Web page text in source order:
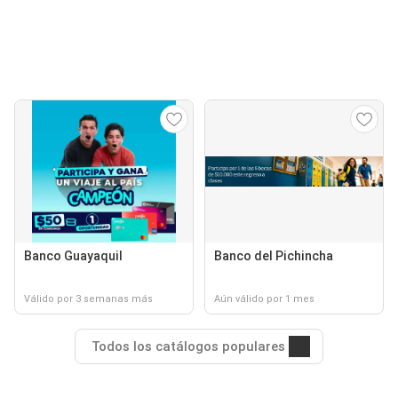
Banco Guayaquil
Válido por 3 semanas más
Banco del Pichincha
Aún válido por 1 mes
Todos los catálogos populares